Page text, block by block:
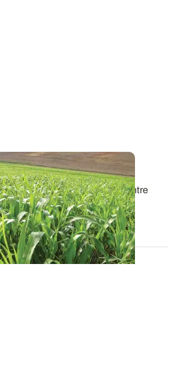
ses variétés de maïs ?
de maïs est un compromis entre
précocité...